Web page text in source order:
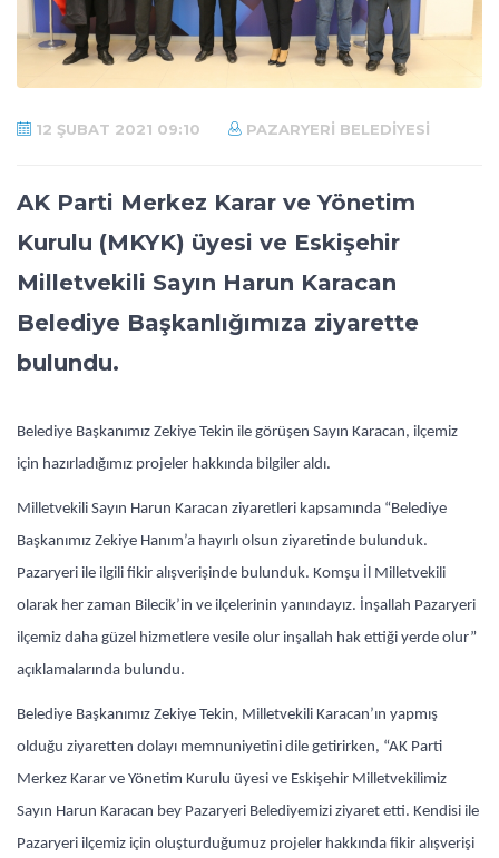
12 ŞUBAT 2021 09:10 PAZARYERI BELEDIYESI
AK Parti Merkez Karar ve Yönetim
Kurulu (MKYK) üyesi ve Eskişehir
Milletvekili Sayın Harun Karacan
Belediye Başkanlığımıza ziyarette
bulundu.
Belediye Başkanımız Zekiye Tekin ile görüşen Sayın Karacan, ilçemiz
için hazırladığımız projeler hakkında bilgiler aldı.
Milletvekili Sayın Harun Karacan ziyaretleri kapsamında “Belediye
Başkanımız Zekiye Hanım’a hayırlı olsun ziyaretinde bulunduk.
Pazaryeri ile ilgili fikir alışverişinde bulunduk. Komşu İl Milletvekili
olarak her zaman Bilecik’in ve ilçelerinin yanındayız. İnşallah Pazaryeri
ilçemiz daha güzel hizmetlere vesile olur inşallah hak ettiği yerde olur”
açıklamalarında bulundu.
Belediye Başkanımız Zekiye Tekin, Milletvekili Karacan’ın yapmış
olduğu ziyaretten dolayı memnuniyetini dile getirirken, “AK Parti
Merkez Karar ve Yönetim Kurulu üyesi ve Eskişehir Milletvekilimiz
Sayın Harun Karacan bey Pazaryeri Belediyemizi ziyaret etti. Kendisi ile
Pazaryeri ilçemiz için oluşturduğumuz projeler hakkında fikir alışverişi